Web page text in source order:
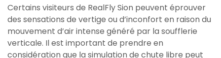
Certains visiteurs de RealFly Sion peuvent éprouver
des sensations de vertige ou d’inconfort en raison du
mouvement d’air intense généré par la soufflerie
verticale. Il est important de prendre en
considération que la simulation de chute libre peut